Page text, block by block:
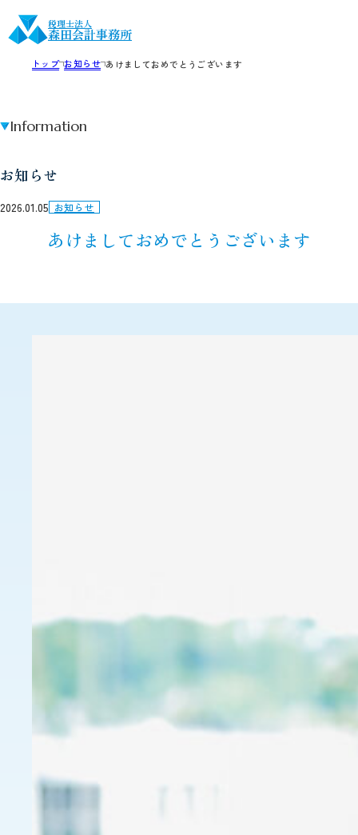
税理士法人
森田会計事務所
トップ お知らせ あけましておめでとうございます
お知らせ
Information
2026.01.05 お知らせ
あけましておめでとうございます